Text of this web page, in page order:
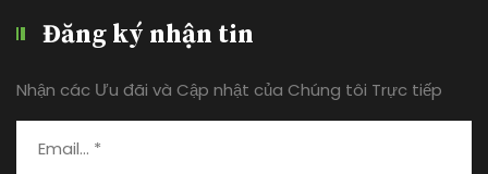
Đăng ký nhận tin
Nhận các Ưu đãi và Cập nhật của Chúng tôi Trực tiếp